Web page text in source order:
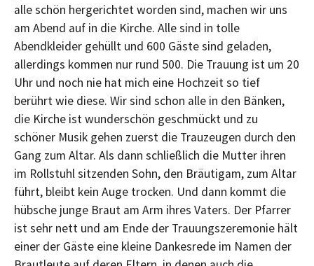
alle schön hergerichtet worden sind, machen wir uns
am Abend auf in die Kirche. Alle sind in tolle
Abendkleider gehüllt und 600 Gäste sind geladen,
allerdings kommen nur rund 500. Die Trauung ist um 20
Uhr und noch nie hat mich eine Hochzeit so tief
berührt wie diese. Wir sind schon alle in den Bänken,
die Kirche ist wunderschön geschmückt und zu
schöner Musik gehen zuerst die Trauzeugen durch den
Gang zum Altar. Als dann schließlich die Mutter ihren
im Rollstuhl sitzenden Sohn, den Bräutigam, zum Altar
führt, bleibt kein Auge trocken. Und dann kommt die
hübsche junge Braut am Arm ihres Vaters. Der Pfarrer
ist sehr nett und am Ende der Trauungszeremonie hält
einer der Gäste eine kleine Dankesrede im Namen der